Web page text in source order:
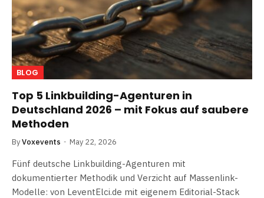
BLOG
Top 5 Linkbuilding-Agenturen in
Deutschland 2026 – mit Fokus auf saubere
Methoden
ByVoxevents May 22, 2026
Fünf deutsche Linkbuilding-Agenturen mit
dokumentierter Methodik und Verzicht auf Massenlink-
Modelle: von LeventElci.de mit eigenem Editorial-Stack